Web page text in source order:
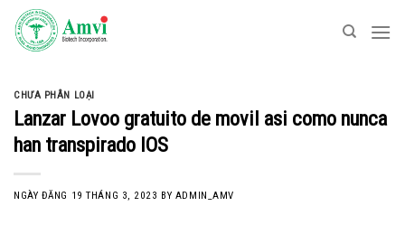
Skip
content
CHƯA PHÂN LOẠI
Lanzar Lovoo gratuito de movil asi­ como nunca
han transpirado IOS
NGÀY ĐĂNG 19 THÁNG 3, 2023 BY ADMIN_AMV